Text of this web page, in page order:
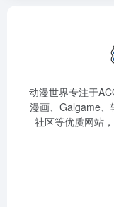
动漫世界专注于
漫画、Galgame、
社区等优质网站